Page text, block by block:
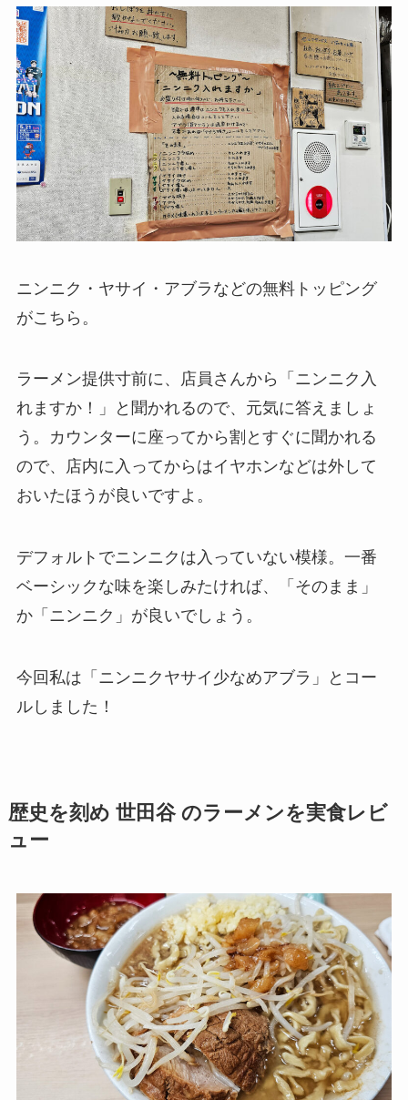
ニンニク・ヤサイ・アブラなどの無料トッピング
がこちら。
ラーメン提供寸前に、店員さんから「ニンニク入
れますか！」と聞かれるので、元気に答えましょ
う。カウンターに座ってから割とすぐに聞かれる
ので、店内に入ってからはイヤホンなどは外して
おいたほうが良いですよ。
デフォルトでニンニクは入っていない模様。一番
ベーシックな味を楽しみたければ、「そのまま」
か「ニンニク」が良いでしょう。
今回私は「ニンニクヤサイ少なめアブラ」とコー
ルしました！
歴史を刻め 世田谷 のラーメンを実食レビ
ュー